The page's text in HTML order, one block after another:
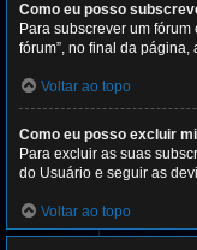
Como eu posso
Para subscrever um
fórum”, no final da
Voltar ao topo
Como eu posso excluir
Para excluir as suas
do Usuário e seguir as
Voltar ao topo